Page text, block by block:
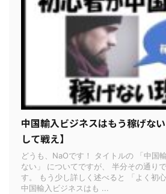
中国輸入ビジネスはもう稼げな
して戦え】
どうも、NaOです！ タイトルの 「中国
ない」 についてですが、 半分その通り
す。 もう少し詳しく述べると 「よく初
中国輸入ビジネスはも ...